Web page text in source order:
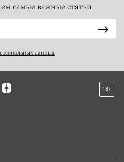
самые важные статьи
данных
18+